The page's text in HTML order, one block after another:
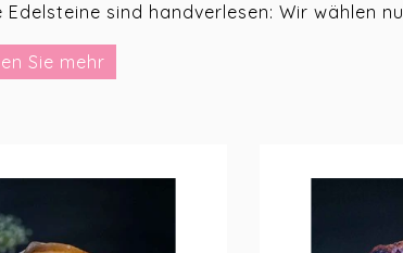
Edelsteine sind handverlesen: Wir wählen
wurden Teelichter verwendet, um Tee
Stimmungsbeleuchtung am Abend
Stones finden Sie die schönsten
aus dem diese Teelichthalter gefertigt
Sie mehr